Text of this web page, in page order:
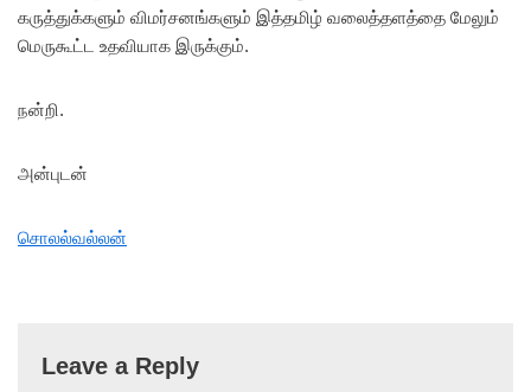
கருத்துக்களும் விமர்சனங்களும் இத்தமிழ் வலைத்தளத்தை மேலும்
மெருகூட்ட உதவியாக இருக்கும்.
நன்றி.
அன்புடன்
சொலல்வல்லன்
Leave a Reply